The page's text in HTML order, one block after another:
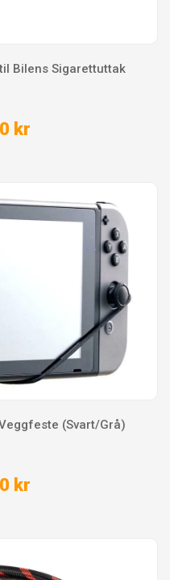
Bilens Sigarettuttak
kr
(Svart/Grå)
kr